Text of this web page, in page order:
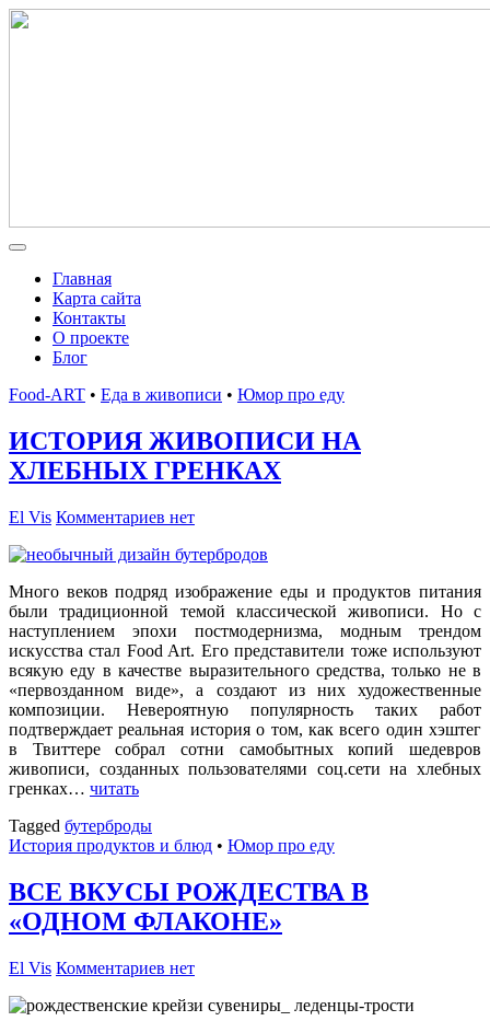
Главная
Карта сайта
Контакты
О проекте
Блог
Food-ART • Еда в живописи • Юмор про еду
ИСТОРИЯ ЖИВОПИСИ НА
ХЛЕБНЫХ ГРЕНКАХ
El Vis Комментариев нет
Много веков подряд изображение еды и продуктов питания
были традиционной темой классической живописи. Но с
наступлением эпохи постмодернизма, модным трендом
искусства стал Food Art. Его представители тоже используют
всякую еду в качестве выразительного средства, только не в
«первозданном виде», а создают из них художественные
композиции. Невероятную популярность таких работ
подтверждает реальная история о том, как всего один хэштег
в Твиттере собрал сотни самобытных копий шедевров
живописи, созданных пользователями соц.сети на хлебных
гренках… читать
Tagged бутерброды
История продуктов и блюд • Юмор про еду
ВСЕ ВКУСЫ РОЖДЕСТВА В
«ОДНОМ ФЛАКОНЕ»
El Vis Комментариев нет